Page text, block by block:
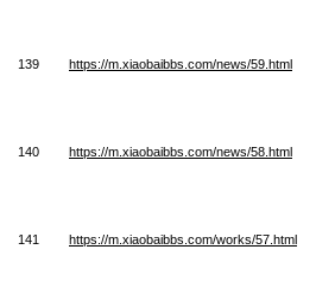
139 https://m.xiaobaibbs.com/news/59.html
140 https://m.xiaobaibbs.com/news/58.html
141 https://m.xiaobaibbs.com/works/57.html